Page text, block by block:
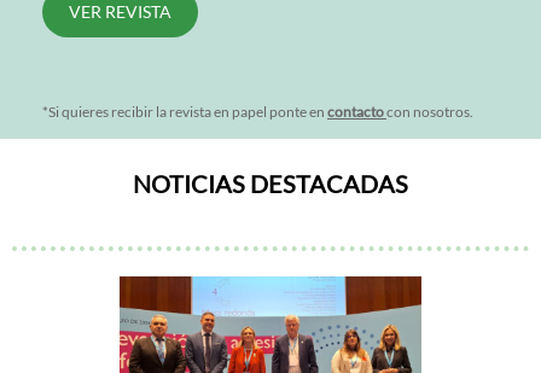
VER REVISTA
*Si quieres recibir la revista en papel ponte en contactocon nosotros.
NOTICIAS DESTACADAS